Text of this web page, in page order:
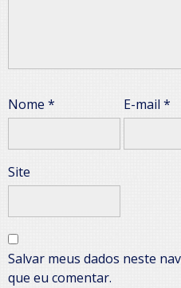
Nome * E-mail *
Site
Salvar meus dados neste
que eu comentar.